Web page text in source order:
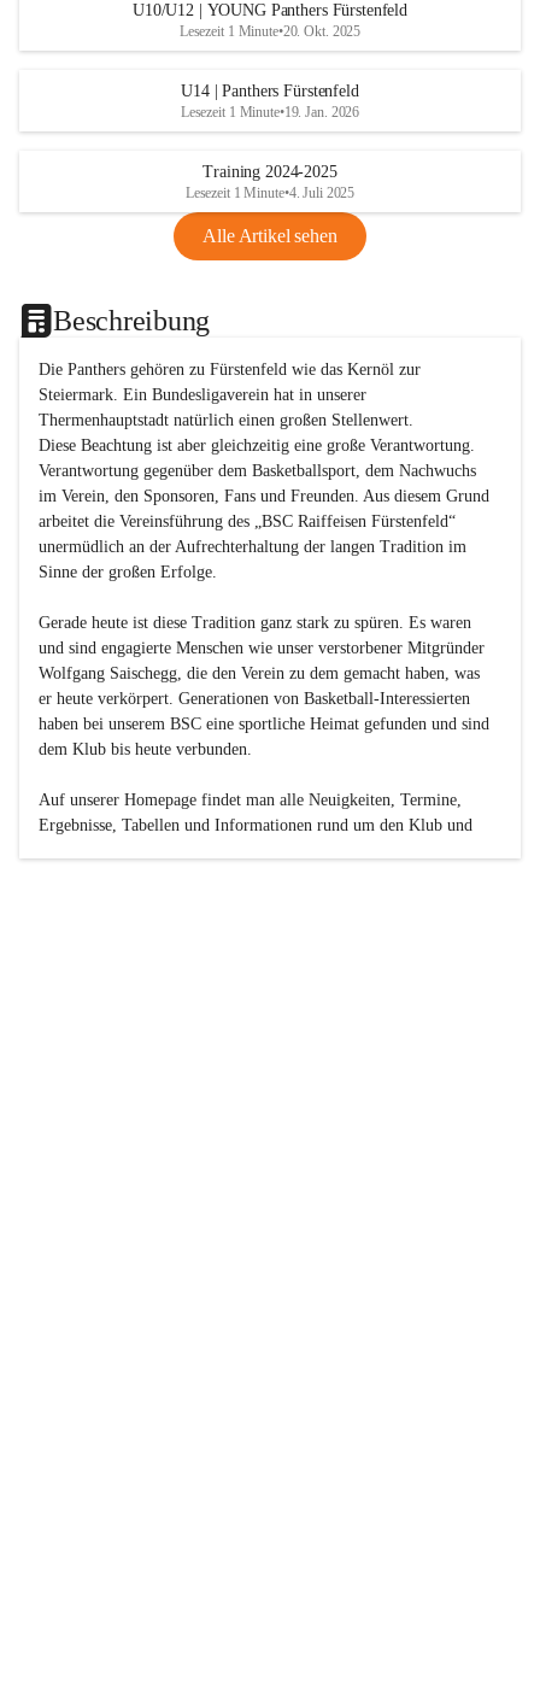
U10/U12 | YOUNG Panthers Fürstenfeld
Lesezeit 1 Minute•20. Okt. 2025
U14 | Panthers Fürstenfeld
Lesezeit 1 Minute•19. Jan. 2026
Training 2024-2025
Lesezeit 1 Minute•4. Juli 2025
Alle Artikel sehen
Beschreibung
Die Panthers gehören zu Fürstenfeld wie das Kernöl zur
Steiermark. Ein Bundesligaverein hat in unserer
Thermenhauptstadt natürlich einen großen Stellenwert.
Diese Beachtung ist aber gleichzeitig eine große Verantwortung.
Verantwortung gegenüber dem Basketballsport, dem Nachwuchs
im Verein, den Sponsoren, Fans und Freunden. Aus diesem Grund
arbeitet die Vereinsführung des „BSC Raiffeisen Fürstenfeld“
unermüdlich an der Aufrechterhaltung der langen Tradition im
Sinne der großen Erfolge.
Gerade heute ist diese Tradition ganz stark zu spüren. Es waren
und sind engagierte Menschen wie unser verstorbener Mitgründer
Wolfgang Saischegg, die den Verein zu dem gemacht haben, was
er heute verkörpert. Generationen von Basketball-Interessierten
haben bei unserem BSC eine sportliche Heimat gefunden und sind
dem Klub bis heute verbunden.
Auf unserer Homepage findet man alle Neuigkeiten, Termine,
Ergebnisse, Tabellen und Informationen rund um den Klub und